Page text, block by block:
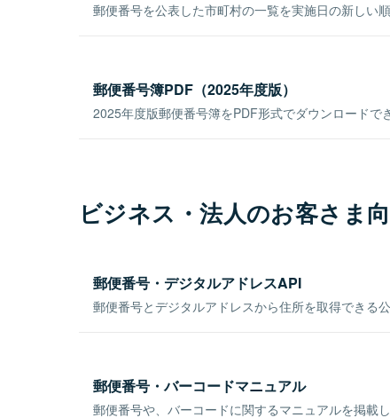
郵便番号を公表した市町村の一覧を実施日の新しい
郵便番号簿PDF（2025年度版）
2025年度版郵便番号簿をPDF形式でダウンロードで
ビジネス・法人のお客さま
郵便番号・デジタルアドレスAPI
郵便番号とデジタルアドレスから住所を取得できる公
郵便番号・バーコードマニュアル
郵便番号や、バーコードに関するマニュアルを掲載し